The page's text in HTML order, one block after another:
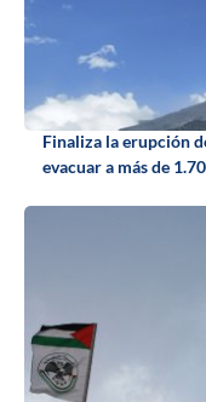
Finaliza la erupción
evacuar a más de